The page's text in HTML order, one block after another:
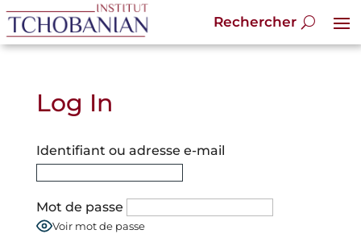
Log In
Identifiant ou adresse e-mail
Mot de passe
Voir mot de passe